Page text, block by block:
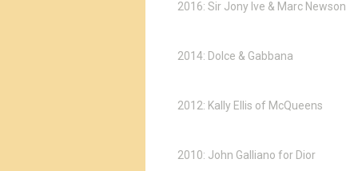
2016: Sir Jony Ive & Marc Newson
2014: Dolce & Gabbana
2012: Kally Ellis of McQueens
2010: John Galliano for Dior